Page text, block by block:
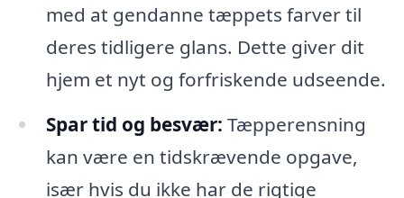
med at gendanne tæppets farver til
deres tidligere glans. Dette giver dit
hjem et nyt og forfriskende udseende.
Spar tid og besvær: Tæpperensning
kan være en tidskrævende opgave,
især hvis du ikke har de rigtige